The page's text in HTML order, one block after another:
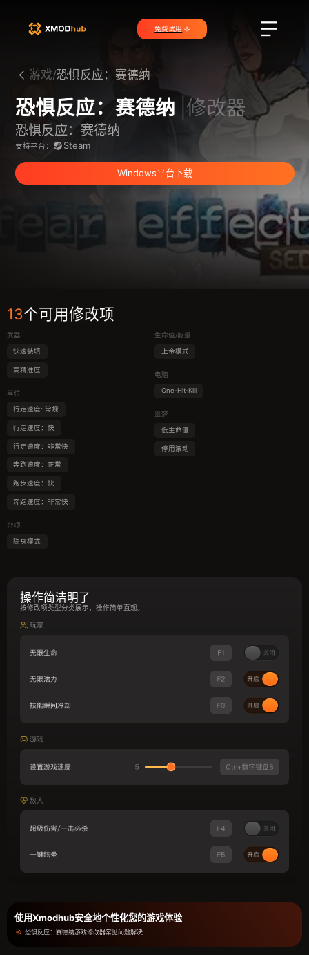
免费试用
游戏/恐惧反应：赛德纳
恐惧反应：赛德纳 |修改器
恐惧反应：赛德纳
支持平台： Steam
Windows平台下载
13个可用修改项
武器
快速装填
高精准度
单位
行走速度: 常规
行走速度：快
行走速度：非常快
奔跑速度：正常
跑步速度：快
奔跑速度：非常快
杂项
隐身模式
生命值/能量
上帝模式
电脑
One-Hit-Kill
噩梦
低生命值
停用滚动
操作简洁明了
按修改项类型分类展示，操作简单直观。
使用Xmodhub安全地个性化您的游戏体验
恐惧反应：赛德纳游戏修改器常见问题解决